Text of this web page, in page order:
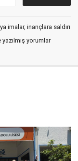
imalar, inançlara saldırı
yorumlar